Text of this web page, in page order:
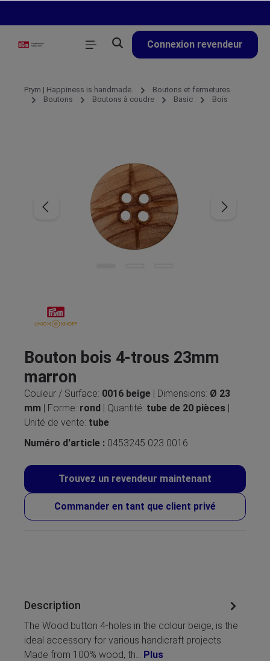
Connexion revendeur
Prym | Happiness is handmade.
Boutons et fermetures
Boutons
Boutons à coudre Basic Bois
Bouton bois 4-trous 23mm
marron
Couleur / Surface: 0016 beige | Dimensions: Ø 23
mm | Forme: rond | Quantité: tube de 20 pièces |
Unité de vente: tube
Numéro d'article : 0453245 023 0016
Trouvez un revendeur maintenant
Commander en tant que client privé
Description
The Wood button 4-holes in the colour beige, is the
ideal accessory for various handicraft projects.
Made from 100% wood, th… Plus